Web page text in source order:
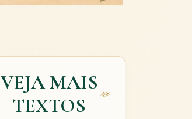
VEJA MAIS
TEXTOS